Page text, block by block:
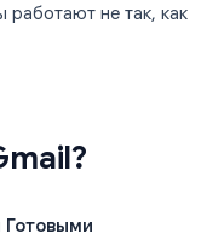
работают не так, как
Готовыми